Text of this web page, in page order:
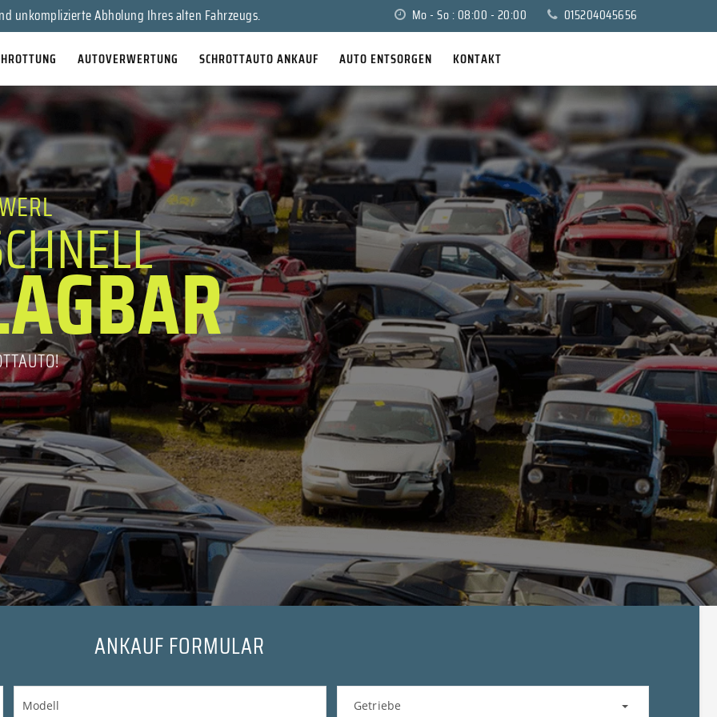
Sie Ihr Auto für bares Geld!
unkomplizierte Abholung Ihres alten Fahrzeugs.
Mo - So : 08:00 - 20:00 015204045656
AUTOVERWERTUNG SCHROTTAUTO ANKAUF AUTO ENTSORGEN KONTAKT
ANKAUF FORMULAR
Getriebe